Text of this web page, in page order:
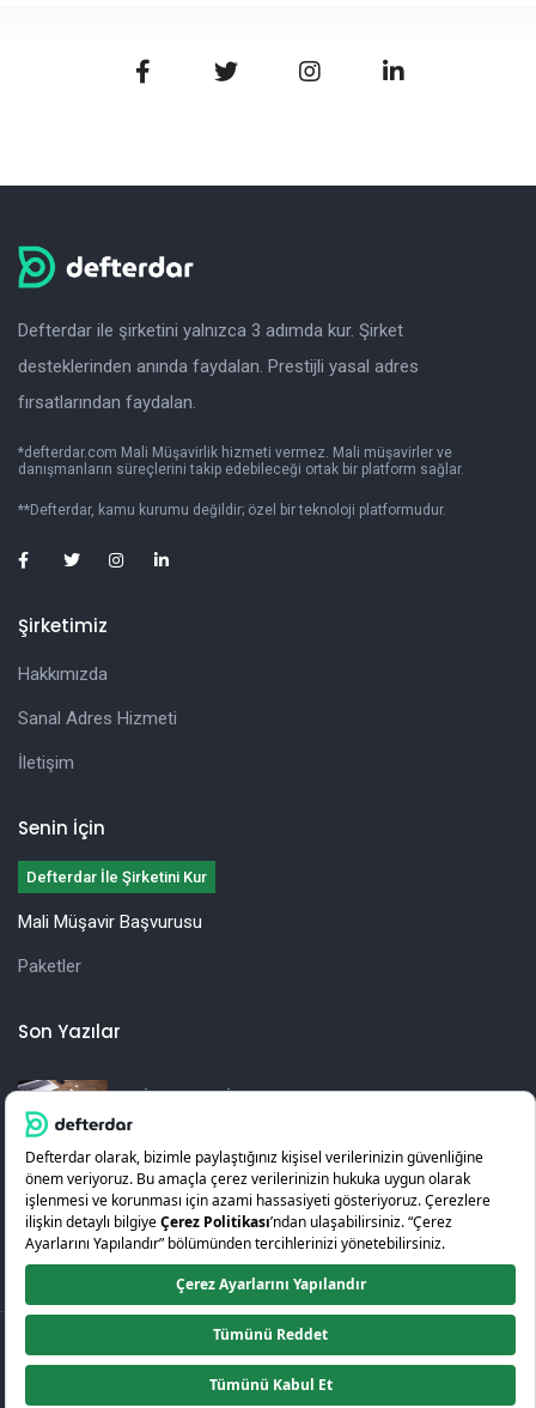
Defterdar ile şirketini yalnızca 3 adımda kur. Şirket
desteklerinden anında faydalan. Prestijli yasal adres
fırsatlarından faydalan.
*defterdar.com Mali Müşavirlik hizmeti vermez. Mali müşavirler ve
danışmanların süreçlerini takip edebileceği ortak bir platform sağlar.
**Defterdar, kamu kurumu değildir; özel bir teknoloji platformudur.
Şirketimiz
Hakkımızda
Sanal Adres Hizmeti
İletişim
Senin İçin
Defterdar İle Şirketini Kur
Mali Müşavir Başvurusu
Paketler
Son Yazılar
İşletmeler İçin Yıllık Vergi Beyannamesi
KOSGEB Girişimcilik Desteği Nedir? Nasıl Alınır?
© 2026Defterdar.